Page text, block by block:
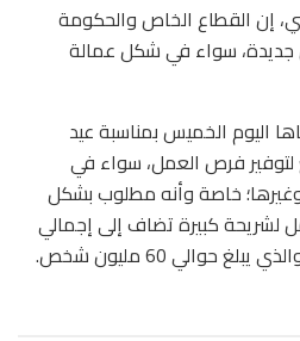
إن القطاع الخاص والحكومة
سواء في شكل عمالة
اليوم الخميس بمناسبة عيد
فرص العمل، سواء في
خاصة وأنه مطلوب بشكل
لشريحة كبيرة تضاف إلى إجمالي
60 مليون شخص.